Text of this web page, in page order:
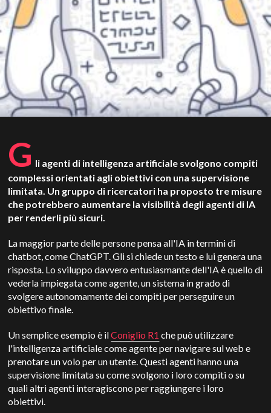
G li agenti di intelligenza artificiale svolgono compiti
complessi orientati agli obiettivi con una supervisione
limitata. Un gruppo di ricercatori ha proposto tre misure
che potrebbero aumentare la visibilità degli agenti di IA
per renderli più sicuri.
La maggior parte delle persone pensa all'IA in termini di
chatbot, come ChatGPT. Gli si chiede un testo e lui genera una
risposta. Lo sviluppo davvero entusiasmante dell'IA è quello di
vederla impiegata come agente, un sistema in grado di
svolgere autonomamente dei compiti per perseguire un
obiettivo finale.
Un semplice esempio è ilConiglio R1 che può utilizzare
l'intelligenza artificiale come agente per navigare sul web e
prenotare un volo per un utente. Questi agenti hanno una
supervisione limitata su come svolgono i loro compiti o su
quali altri agenti interagiscono per raggiungere i loro
obiettivi.